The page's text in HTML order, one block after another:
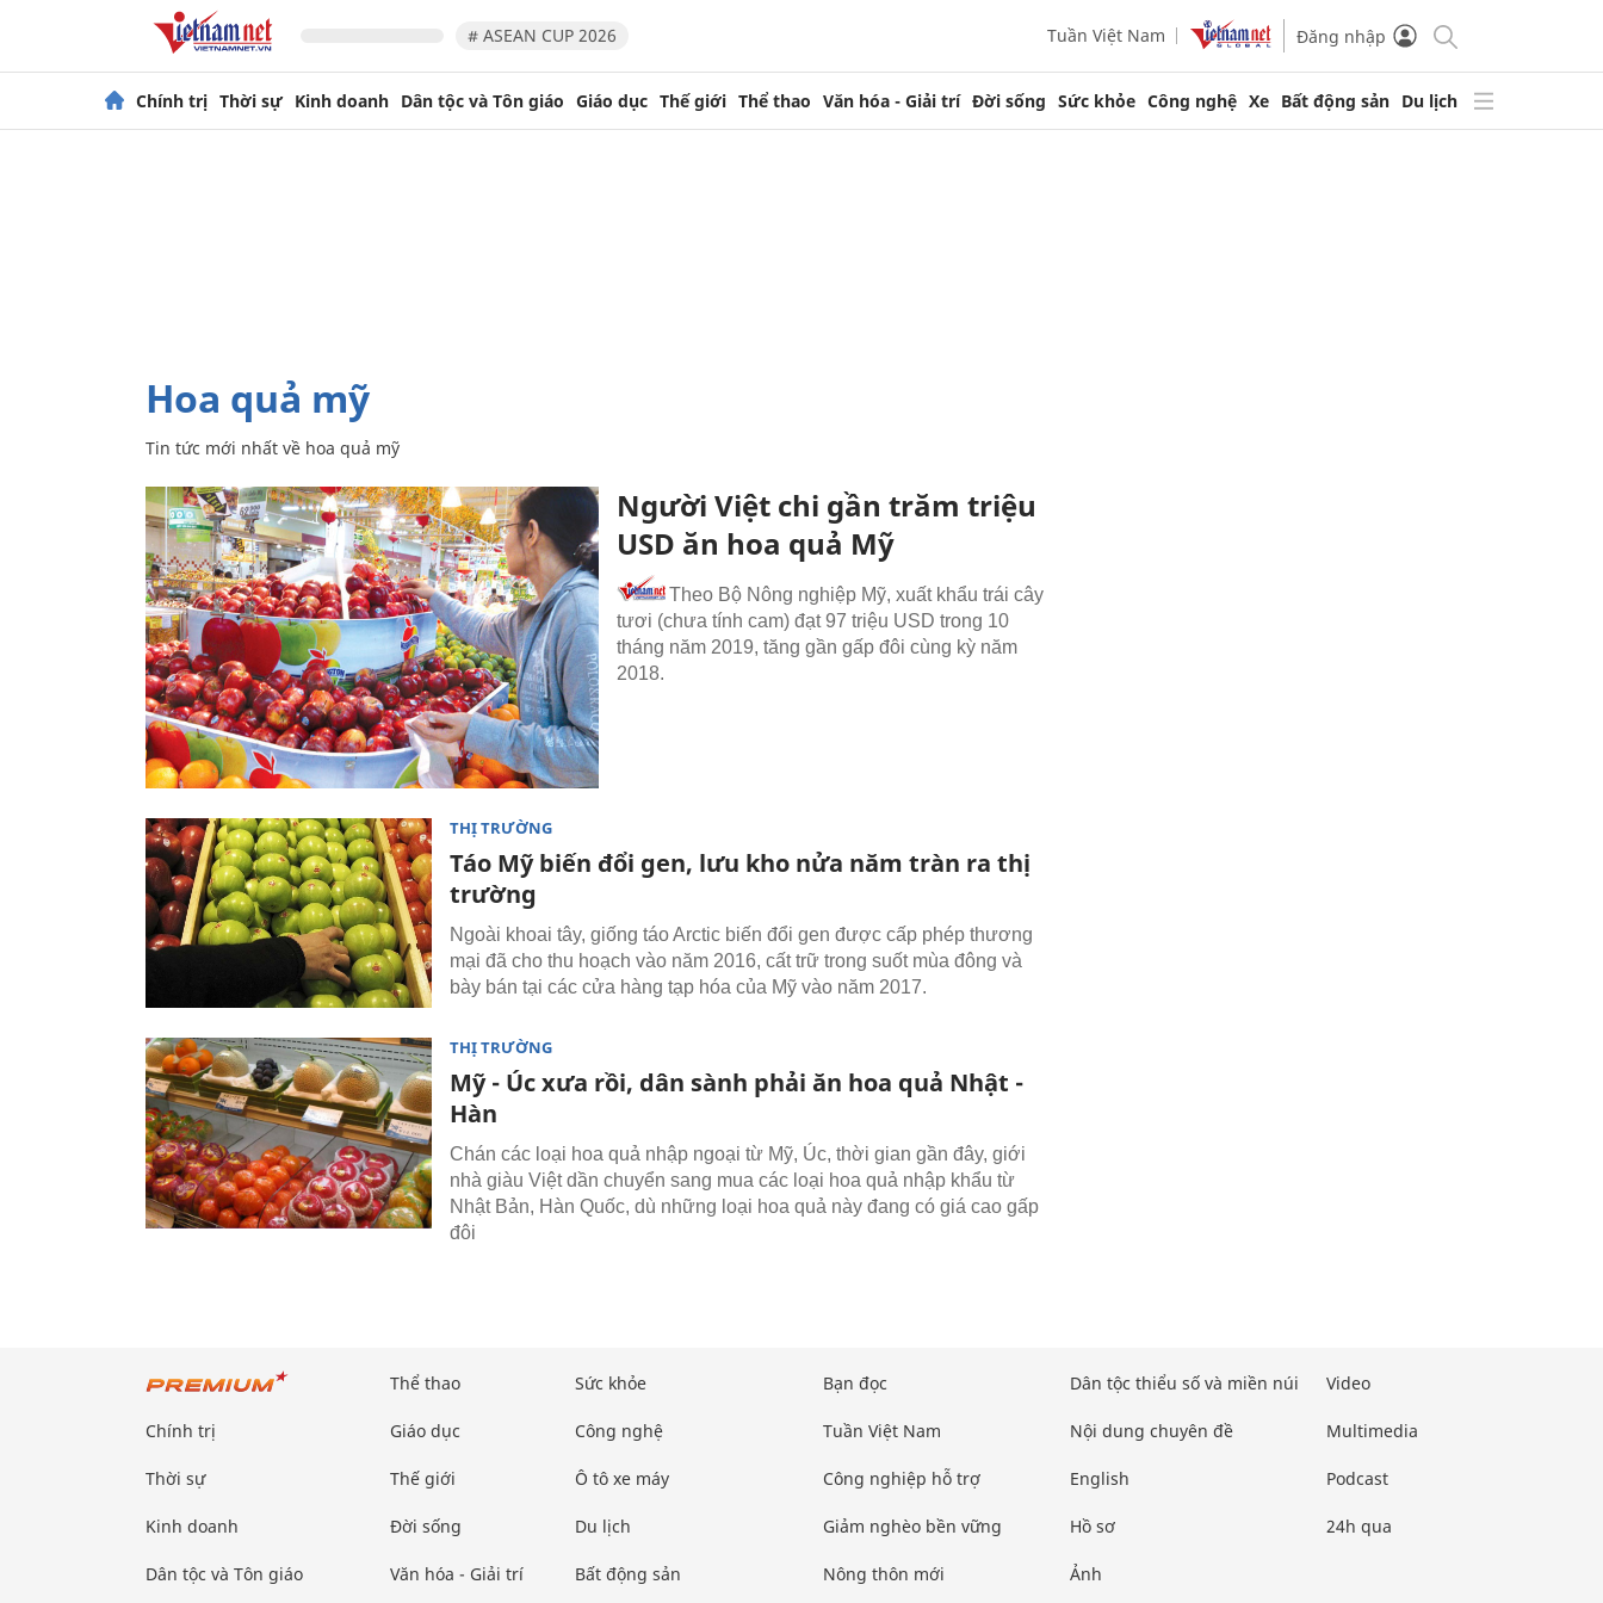
# ASEAN CUP 2026 Tuần Việt Nam Đăng nhập
Chính trị Thời sự Kinh doanh Dân tộc và Tôn giáo Giáo dục Thế giới Thể thao Văn hóa - Giải trí Đời sống Sức khỏe Công nghệ Xe Bất động sản Du lịch
hoa quả mỹ
Tin tức mới nhất về hoa quả mỹ
Người Việt chi gần trăm triệu
USD ăn hoa quả Mỹ
Theo Bộ Nông nghiệp Mỹ, xuất khẩu trái cây
tươi (chưa tính cam) đạt 97 triệu USD trong 10
tháng năm 2019, tăng gần gấp đôi cùng kỳ năm
2018.
THỊ TRƯỜNG
Táo Mỹ biến đổi gen, lưu kho nửa năm tràn ra thị
trường
Ngoài khoai tây, giống táo Arctic biến đổi gen được cấp phép thương
mại đã cho thu hoạch vào năm 2016, cất trữ trong suốt mùa đông và
bày bán tại các cửa hàng tạp hóa của Mỹ vào năm 2017.
THỊ TRƯỜNG
Mỹ - Úc xưa rồi, dân sành phải ăn hoa quả Nhật -
Hàn
Chán các loại hoa quả nhập ngoại từ Mỹ, Úc, thời gian gần đây, giới
nhà giàu Việt dần chuyển sang mua các loại hoa quả nhập khẩu từ
Nhật Bản, Hàn Quốc, dù những loại hoa quả này đang có giá cao gấp
đôi
Chính trị
Thời sự
Kinh doanh
Dân tộc và Tôn giáo
Thể thao
Giáo dục
Thế giới
Đời sống
Văn hóa - Giải trí
Sức khỏe
Công nghệ
Ô tô xe máy
Du lịch
Bất động sản
Bạn đọc
Tuần Việt Nam
Công nghiệp hỗ trợ
Giảm nghèo bền vững
Nông thôn mới
Dân tộc thiểu số và miền núi
Nội dung chuyên đề
English
Hồ sơ
Ảnh
Video
Multimedia
Podcast
24h qua